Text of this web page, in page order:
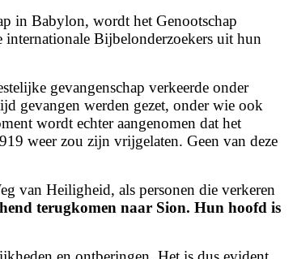
in Babylon, wordt het Genootschap
Bijbelonderzoekers uit hun
gevangenschap verkeerde onder
gevangen werden gezet, onder wie ook
wordt echter aangenomen dat het
weer zou zijn vrijgelaten. Geen van deze
van Heiligheid, als personen die verkeren
terugkomen naar Sion. Hun hoofd is